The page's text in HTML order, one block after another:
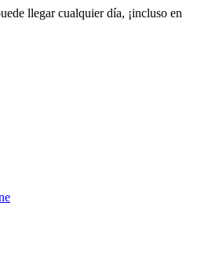
llegar cualquier día, ¡incluso en